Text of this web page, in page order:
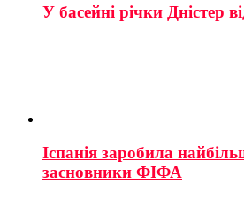
У басейні річки Дністер
Іспанія заробила
засновники ФІФА